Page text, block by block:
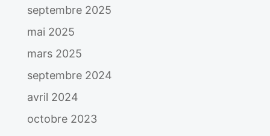
septembre 2025
mai 2025
mars 2025
septembre 2024
avril 2024
octobre 2023